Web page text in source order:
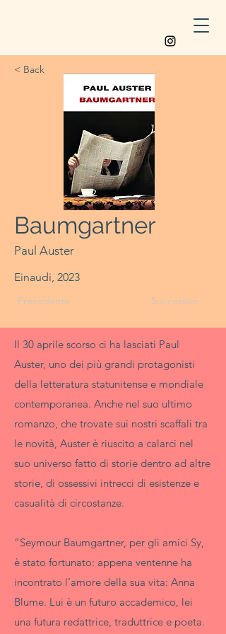
< Back
Baumgartner
Paul Auster
Einaudi, 2023
Precedente Successivo
Il 30 aprile scorso ci ha lasciati Paul
Auster, uno dei più grandi protagonisti
della letteratura statunitense e mondiale
contemporanea. Anche nel suo ultimo
romanzo, che trovate sui nostri scaffali tra
le novità, Auster è riuscito a calarci nel
suo universo fatto di storie dentro ad altre
storie, di ossessivi intrecci di esistenze e
casualità di circostanze.
“Seymour Baumgartner, per gli amici Sy,
è stato fortunato: appena ventenne ha
incontrato l’amore della sua vita: Anna
Blume. Lui è un futuro accademico, lei
una futura redattrice, traduttrice e poeta.